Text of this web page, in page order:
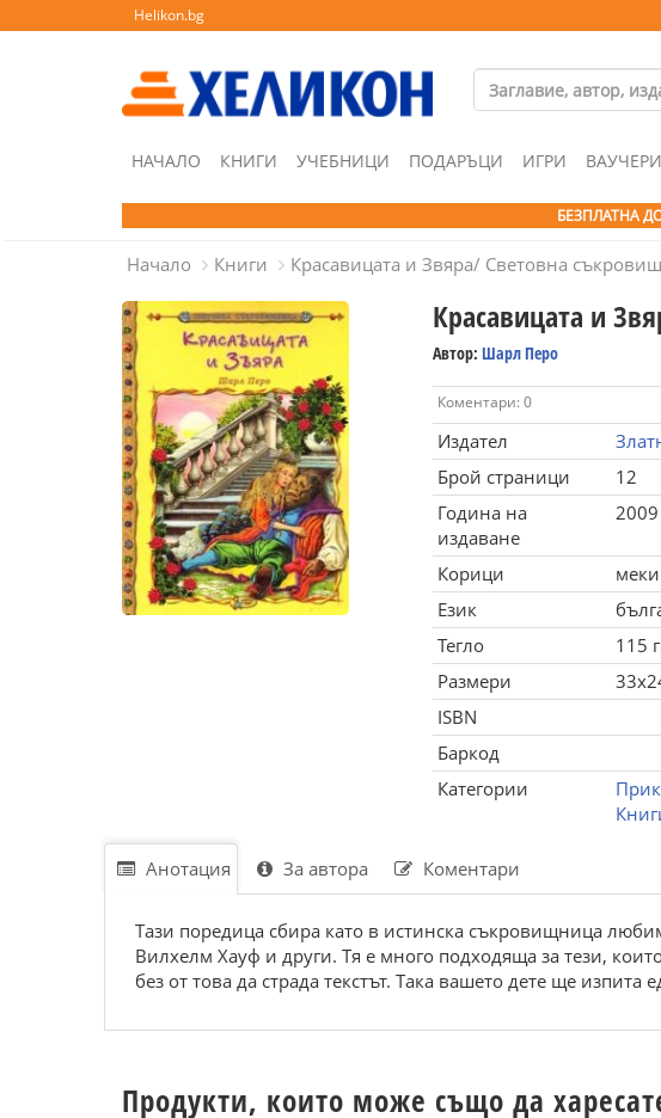
Helikon.bg
НАЧАЛО КНИГИ УЧЕБНИЦИ ПОДАРЪЦИ ИГРИ ВАУЧЕРИ
БЕЗПЛАТНА
Начало Книги Красавицата и Звяра/ Световна
Красавицата и
Автор: Шарл Перо
Коментари: 0
Издател
Брой страници
12
Година на
издаване
2009
Корици
меки
Език
Тегло
115
Размери
ISBN
Баркод
Категории
Анотация За автора Коментари
Тази поредица сбира като в истинска съкровищница
Вилхелм Хауф и други. Тя е много подходяща за тези,
без от това да страда текстът. Така вашето дете ще
Продукти, които може също да